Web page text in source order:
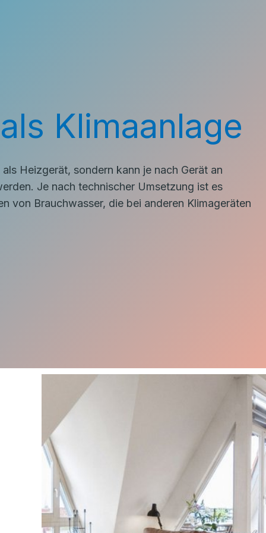
Klimaanlage
Heizgerät, sondern kann je nach Gerät an
Je nach technischer Umsetzung ist es
von Brauchwasser, die bei anderen Klimageräten